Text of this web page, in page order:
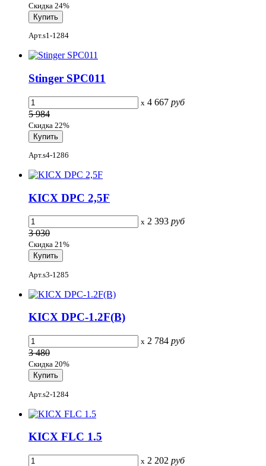
Скидка 24%
Арт.s1-1284
Stinger SPC011
x 4 667 руб
5 984
Скидка 22%
Арт.s4-1286
KICX DPC 2,5F
x 2 393 руб
3 030
Скидка 21%
Арт.s3-1285
KICX DPC-1.2F(B)
x 2 784 руб
3 480
Скидка 20%
Арт.s2-1284
KICX FLC 1.5
x 2 202 руб